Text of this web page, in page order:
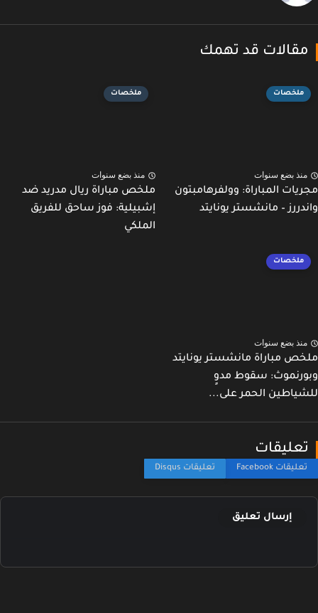
قد تهمك
ملخصات
بضع سنوات
المباراة: وولفرهامبتون
– مانشستر يونايتد
ملخصات
منذ بضع سنوات
ملخص مباراة ريال مدريد ضد
إشبيلية: فوز ساحق للفريق
الملكي
ملخصات
بضع سنوات
مباراة مانشستر يونايتد
سقوط مدوٍ
الحمر على...
إرسال تعليق